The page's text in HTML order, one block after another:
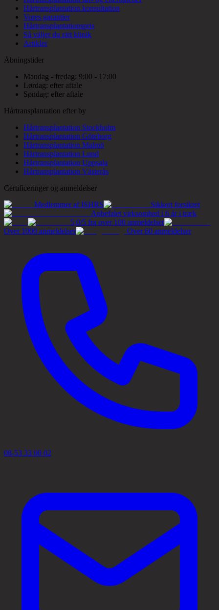
Hårtransplantation konsultation
Vores garantier
Hårtransplantationspris
Så väljer du rätt klinik
Artikler
Åbningstider
Mandag - fredag: 9:00 - 17:00
Lørdag: efter aftale
Søndag: efter aftale
Hårtransplantation efter by
Hårtransplantation Stockholm
Hårtransplantation Göteborg
Hårtransplantation Malmö
Hårtransplantation Lund
Hårtransplantation Uppsala
Hårtransplantation Västerås
Certificeringer og anmeldelser
Medlemmer af ISHRS
Sikkert forsikret
Anbefalet virksomhed i 6 år i træk
5,0/5 fra over 100 anmeldelser
Over 1000 anmeldelser
Over 60 anmeldelser
08-53 33 00 02